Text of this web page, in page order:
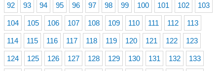
92 93 94 95 96 97 98 99 100 101 102 103
104 105 106 107 108 109 110 111 112 113
114 115 116 117 118 119 120 121 122 123
124 125 126 127 128 129 130 131 132 133